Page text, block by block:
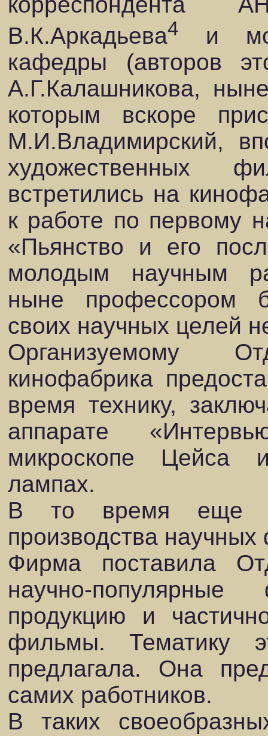
В.К.Аркадьева4 и
кафедры (авторов
А.Г.Калашникова,
которым вскоре
М.И.Владимирский,
художественных
встретились на
к работе по первому
«Пьянство и его
молодым научным
ныне профессором
своих научных целей
Организуемому
кинофабрика
время технику,
аппарате
микроскопе Цейса
лампах.
В то время еще
производства
Фирма поставила
научно-
продукцию и
фильмы. Тематику
предлагала. Она
самих работников.
В таких